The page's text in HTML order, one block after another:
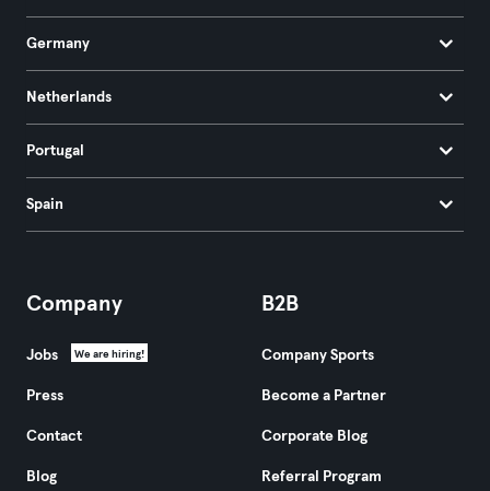
Germany
Netherlands
Portugal
Spain
Company
Jobs We are hiring!
Press
Contact
Blog
B2B
Company Sports
Become a Partner
Corporate Blog
Referral Program